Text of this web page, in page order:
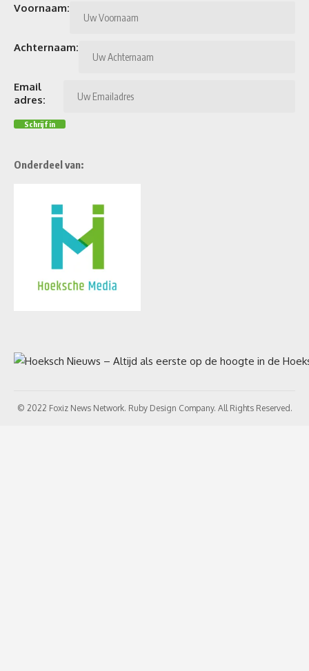
Voornaam:
Achternaam:
Email
adres:
Onderdeel van:
© 2022 Foxiz News Network. Ruby Design Company. All Rights Reserved.